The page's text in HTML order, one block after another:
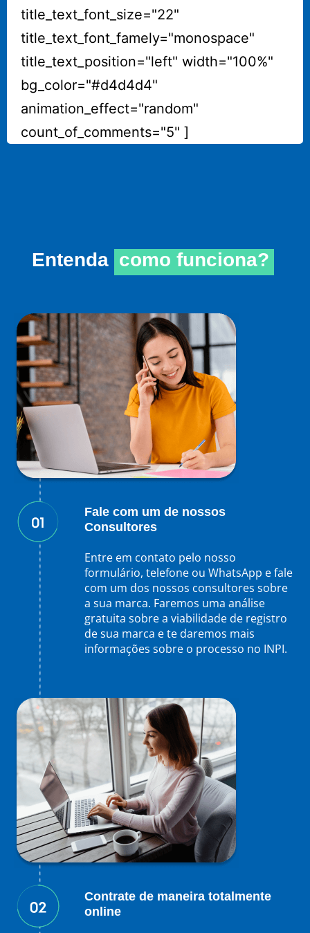
title_text_font_size="22"
title_text_font_famely="monospace"
title_text_position="left" width="100%"
bg_color="#d4d4d4"
animation_effect="random"
count_of_comments="5" ]
Entenda como funciona?
Fale com um de nossos
Consultores
Entre em contato pelo nosso
formulário, telefone ou WhatsApp e fale
com um dos nossos consultores sobre
a sua marca. Faremos uma análise
gratuita sobre a viabilidade de registro
de sua marca e te daremos mais
informações sobre o processo no INPI.
Contrate de maneira totalmente
online